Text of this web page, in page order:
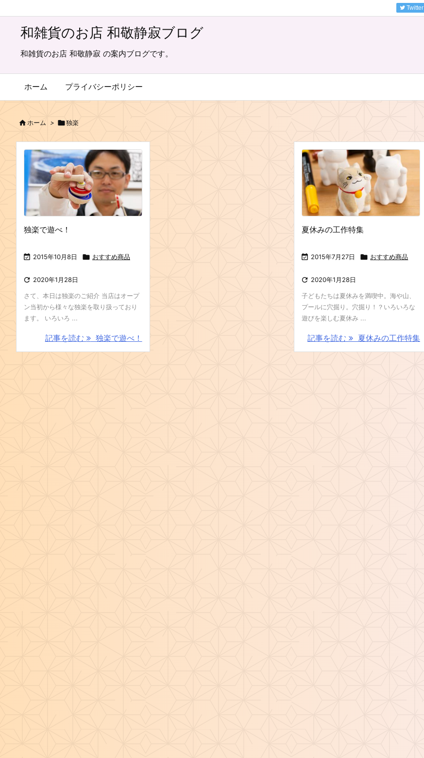
和雑貨のお店 和敬静寂ブログ
和雑貨のお店 和敬静寂 の案内ブログです。
ホーム プライバシーポリシー
Twitter
ホーム > 独楽
独楽で遊べ！
 2015年10月8日  おすすめ商品
 2020年1月28日
さて、本日は独楽のご紹介 当店はオープ
ン当初から様々な独楽を取り扱っており
ます。 いろいろ ...
記事を読む 独楽で遊べ！
夏休みの工作特集
 2015年7月27日  おすすめ商品
 2020年1月28日
子どもたちは夏休みを満喫中。海や山、
プールに穴掘り。穴掘り！？いろいろな
遊びを楽しむ夏休み ...
記事を読む 夏休みの工作特集